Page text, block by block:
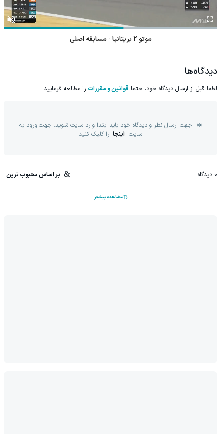
موتو 2 بریتانیا - مسابقه اصلی
دیدگاه‌ها
لطفا قبل از ارسال دیدگاه خود، حتما قوانین و مقررات را مطالعه فرمایید.
جهت ارسال نظر و دیدگاه خود باید ابتدا وارد سایت شوید. جهت ورود به
سایت اینجا را کلیک کنید
0 دیدگاه بر اساس محبوب ترین
مشاهده بیشتر